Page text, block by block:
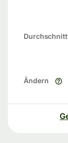
Durchschnitt
Ändern